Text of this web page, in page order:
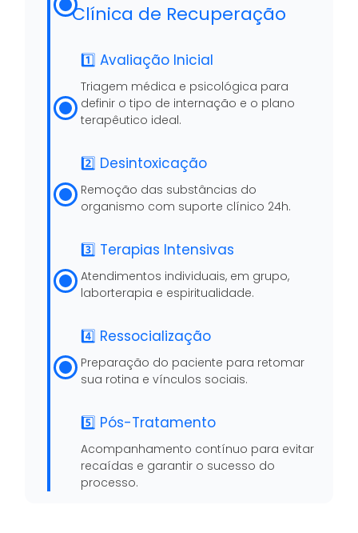
Clínica de Recuperação
1️⃣ Avaliação Inicial
Triagem médica e psicológica para
definir o tipo de internação e o plano
terapêutico ideal.
2️⃣ Desintoxicação
Remoção das substâncias do
organismo com suporte clínico 24h.
3️⃣ Terapias Intensivas
Atendimentos individuais, em grupo,
laborterapia e espiritualidade.
4️⃣ Ressocialização
Preparação do paciente para retomar
sua rotina e vínculos sociais.
5️⃣ Pós-Tratamento
Acompanhamento contínuo para evitar
recaídas e garantir o sucesso do
processo.